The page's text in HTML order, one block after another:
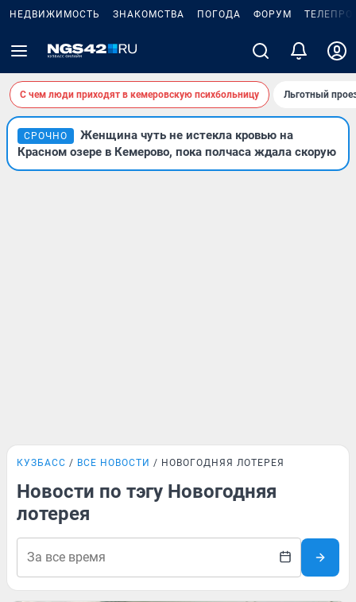
НЕДВИЖИМОСТЬ ЗНАКОМСТВА ПОГОДА ФОРУМ
С чем люди приходят в кемеровскую психбольницу Льготный
СРОЧНО
Женщина чуть не истекла кровью на
Красном озере в Кемерово, пока полчаса ждала скорую
КУЗБАСС ВСЕ НОВОСТИ НОВОГОДНЯЯ ЛОТЕРЕЯ
Новости по тэгу Новогодняя
лотерея